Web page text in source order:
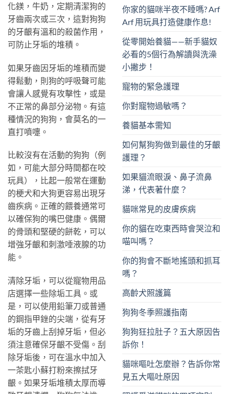
化鎂，牛奶，定期清潔狗的
牙齒兩次或三次，這對狗狗
的牙齦有溫和的殺菌作用，
可防止牙垢的堆積。
如果牙齒因牙垢的堆積而變
得鬆動，則狗的呼吸聲可能
會讓人感覺有攻擊性，或是
不正常的鼻部分泌物。有這
種情況的狗狗，會莫名的一
直打噴嚏。
比較沒有在活動的狗狗（例
如，可能大部分時間都在咬
玩具），比起一般常在運動
的梗犬和大狗更容易出現牙
齒疾病。正確的餵養通常可
以確保狗的嘴巴健康。偶爾
的骨頭和堅硬的餅乾，可以
增強牙齦和刺激唾液腺的功
能。
清除牙垢，可以從寵物用品
店選擇一些除垢工具。或
是，可以使用鉛筆刀或普通
的鋼指甲銼的尖端，從有牙
垢的牙齒上刮掉牙垢，但必
須注意確保牙齦不受傷。刮
除牙垢後，可在溫水中加入
一茶匙小蘇打粉來擦拭牙
齦。如果牙垢堆積太厚而導
你家的貓咪半夜不睡嗎? Arf
Arf 用玩具打造健康作息!
從零開始養貓——新手貓奴
必看的5個行為解讀與洗澡
小撇步！
寵物的緊急護理
你對寵物過敏嗎？
養貓基本需知
如何幫狗狗做到最佳的牙齦
護理？
如果貓流眼淚、鼻子流鼻
涕，代表著什麼？
貓咪常見的皮膚疾病
你的貓在吃東西時會哭泣和
喵叫嗎？
你的狗會不斷地搖頭和抓耳
嗎？
高齡犬照護篇
狗狗冬季照護指南
狗狗狂拉肚子？五大原因告
訴你！
貓咪嘔吐怎麼辦？告訴你常
見五大嘔吐原因